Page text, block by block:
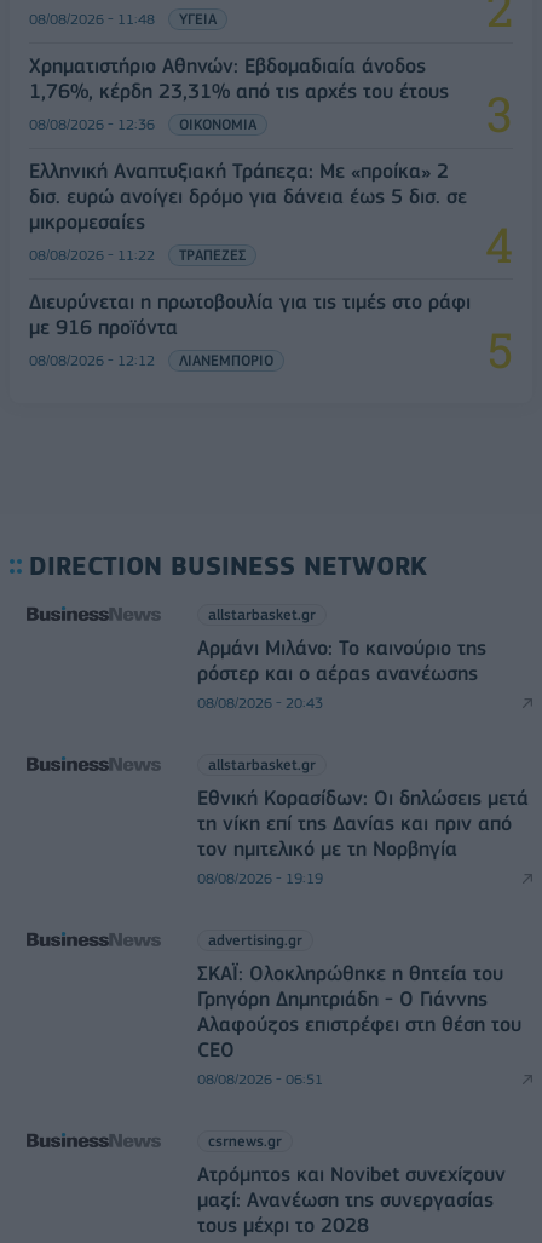
08/08/2026 - 11:48 ΥΓΕΙΑ
Χρηματιστήριο Αθηνών: Εβδομαδιαία άνοδος
1,76%, κέρδη 23,31% από τις αρχές του έτους
08/08/2026 - 12:36 ΟΙΚΟΝΟΜΙΑ
Ελληνική Αναπτυξιακή Τράπεζα: Με «προίκα» 2
δισ. ευρώ ανοίγει δρόμο για δάνεια έως 5 δισ. σε
μικρομεσαίες
08/08/2026 - 11:22 ΤΡΑΠΕΖΕΣ
Διευρύνεται η πρωτοβουλία για τις τιμές στο ράφι
με 916 προϊόντα
08/08/2026 - 12:12 ΛΙΑΝΕΜΠΟΡΙΟ
DIRECTION BUSINESS NETWORK
allstarbasket.gr
Αρμάνι Μιλάνο: Το καινούριο της
ρόστερ και ο αέρας ανανέωσης
08/08/2026 - 20:43
allstarbasket.gr
Εθνική Κορασίδων: Οι δηλώσεις μετά
τη νίκη επί της Δανίας και πριν από
τον ημιτελικό με τη Νορβηγία
08/08/2026 - 19:19
advertising.gr
ΣΚΑΪ: Ολοκληρώθηκε η θητεία του
Γρηγόρη Δημητριάδη - Ο Γιάννης
Αλαφούζος επιστρέφει στη θέση του
CEO
08/08/2026 - 06:51
csrnews.gr
Ατρόμητος και Novibet συνεχίζουν
μαζί: Ανανέωση της συνεργασίας
τους μέχρι το 2028